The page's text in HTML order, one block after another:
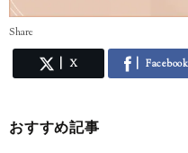
Share
X Facebook
おすすめ記事